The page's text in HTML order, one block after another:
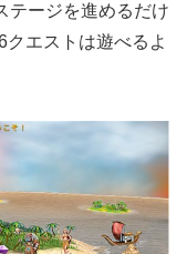
テージを進めるだけ
エストは遊べるよ